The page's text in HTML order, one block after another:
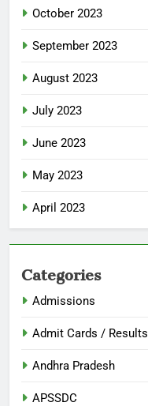
October 2023
September 2023
August 2023
July 2023
June 2023
May 2023
April 2023
Categories
Admissions
Admit Cards / Results
Andhra Pradesh
APSSDC